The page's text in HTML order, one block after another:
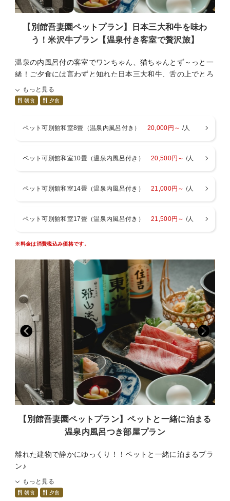
分）、舘山寺（車１０分）
林泉寺（２０分）、山大工学部本館（１５分）、ダリア園
（３０分）
東光の酒蔵（２０分）
・米沢中央ICより３０分
車ー２５分
路線バスー米沢駅発、小野川温泉行き、小野川温泉下車
・最寄駅
米沢駅（車２５分）、西米沢駅（車１５分）、南米沢駅
（車２０分）
成島駅（車２０分）、関根駅（車２０分）
上杉神社（１５分）、御廟所（車１０分）、天元台（３０
高畠ワイナリー（３０分）、ワクワクランド（車２０
（３０分）
【別館吾妻園ペットプラン】日本三大和牛を味わ
う！米沢牛プラン【温泉付き客室で贅沢旅】
温泉の内風呂付の客室でワンちゃん、猫ちゃんとず～っと一
緒！ご夕食には言わずと知れた日本三大和牛、舌の上でとろ
～っととろける米沢牛をお楽しみいただくプランです。ペッ
ト連れで贅沢なひとときを！
ています。
に変更可能です。
ニステーキ希望」の記入をお願いいたします。
※コメント欄に要望がない場合は、米沢牛のすき焼きをお出
しいたします。
※連泊の場合は、お任せになります。
・お食事場所
お部屋出し、またはペット同伴OKの個室会食場でお出し
致します。
※お布団はお部屋にあらかじめご準備しております。
■ペットのご宿泊について■
※重要※
「別館 吾妻園」にペット連れでのご宿泊を希望される方は
以下を良くお読みください。
・ペットのご宿泊料は無料
イレ等)の設置なし
・汚物入れ用ゴミ箱あり
事及びお水用のお皿）の用意なし
・ペット用のお食事もご用意なし
・必要なもの（ゲージ、餌、トイレシート、タオル等）は全
てご持参ください。
もっと見る
朝食 夕食
ペット可別館和室8畳（温泉内風呂付き） 20,000円～ /人
ペット可別館和室10畳（温泉内風呂付き）20,500円～ /人
ペット可別館和室14畳（温泉内風呂付き）21,000円～ /人
ペット可別館和室17畳（温泉内風呂付き）21,500円～ /人
※料金は消費税込み価格です。
【別館吾妻園ペットプラン】ペットと一緒に泊まる
温泉内風呂つき部屋プラン
離れた建物で静かにゆっくり！！ペットと一緒に泊まるプラ
ン♪
※以下説明をよくお読みの上、ご予約ください。
もっと見る
朝食 夕食